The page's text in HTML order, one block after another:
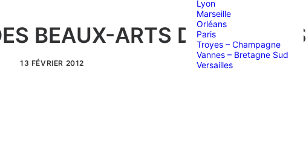
Lyon
Marseille
Orléans
Paris
Troyes – Champagne
Vannes – Bretagne Sud
Versailles
BEAUX-ARTS DE LIMOGES
13 FÉVRIER 2012